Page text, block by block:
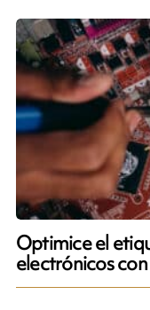
Optimice el
electrónicos